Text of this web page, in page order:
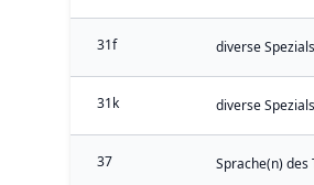
31f diverse
31k diverse
37 Sprache(n) des